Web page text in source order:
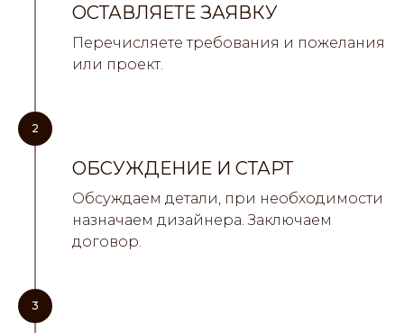
ОСТАВЛЯЕТЕ ЗАЯВКУ
Перечисляете требования и пожелания
или проект.
2
ОБСУЖДЕНИЕ И СТАРТ
Обсуждаем детали, при необходимости
назначаем дизайнера. Заключаем
договор.
3